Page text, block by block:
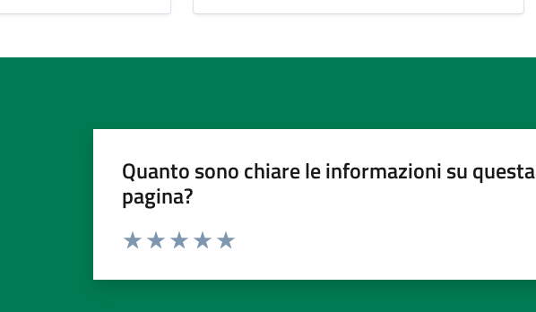
Quanto sono chiare le informazioni su questa
pagina?